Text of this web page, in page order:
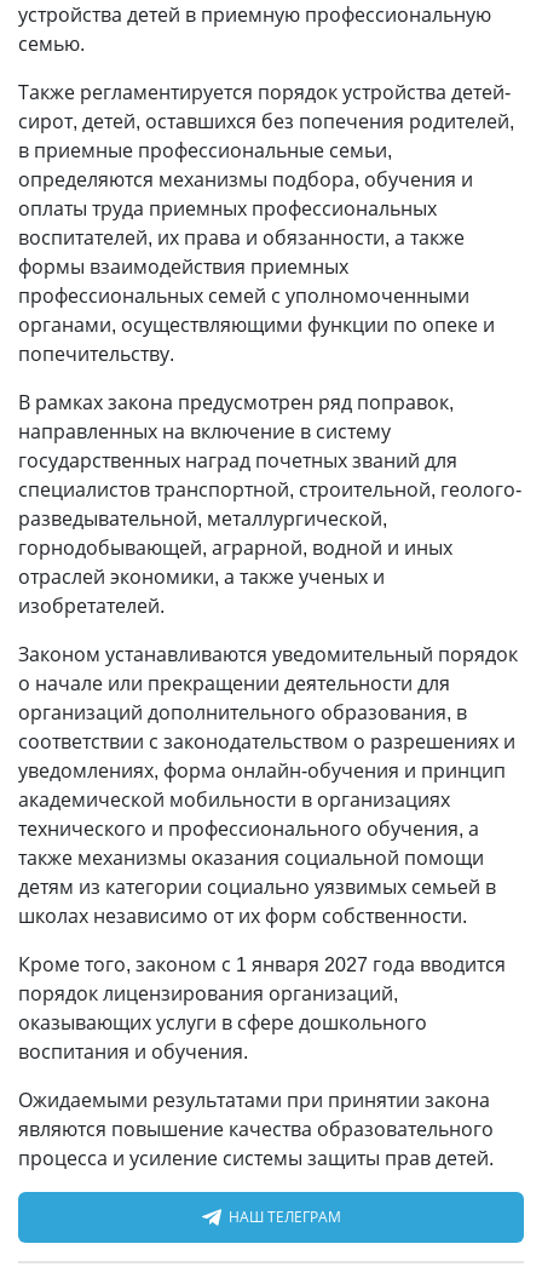
устройства детей в приемную профессиональную
семью.
Также регламентируется порядок устройства детей-
сирот, детей, оставшихся без попечения родителей,
в приемные профессиональные семьи,
определяются механизмы подбора, обучения и
оплаты труда приемных профессиональных
воспитателей, их права и обязанности, а также
формы взаимодействия приемных
профессиональных семей с уполномоченными
органами, осуществляющими функции по опеке и
попечительству.
В рамках закона предусмотрен ряд поправок,
направленных на включение в систему
государственных наград почетных званий для
специалистов транспортной, строительной, геолого-
разведывательной, металлургической,
горнодобывающей, аграрной, водной и иных
отраслей экономики, а также ученых и
изобретателей.
Законом устанавливаются уведомительный порядок
о начале или прекращении деятельности для
организаций дополнительного образования, в
соответствии с законодательством о разрешениях и
уведомлениях, форма онлайн-обучения и принцип
академической мобильности в организациях
технического и профессионального обучения, а
также механизмы оказания социальной помощи
детям из категории социально уязвимых семьей в
школах независимо от их форм собственности.
Кроме того, законом с 1 января 2027 года вводится
порядок лицензирования организаций,
оказывающих услуги в сфере дошкольного
воспитания и обучения.
Ожидаемыми результатами при принятии закона
являются повышение качества образовательного
процесса и усиление системы защиты прав детей.
НАШ ТЕЛЕГРАМ